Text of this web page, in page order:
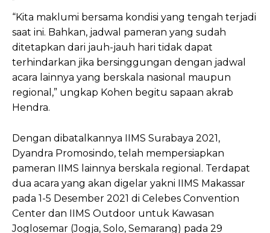
“Kita maklumi bersama kondisi yang tengah terjadi
saat ini. Bahkan, jadwal pameran yang sudah
ditetapkan dari jauh-jauh hari tidak dapat
terhindarkan jika bersinggungan dengan jadwal
acara lainnya yang berskala nasional maupun
regional,” ungkap Kohen begitu sapaan akrab
Hendra.
Dengan dibatalkannya IIMS Surabaya 2021,
Dyandra Promosindo, telah mempersiapkan
pameran IIMS lainnya berskala regional. Terdapat
dua acara yang akan digelar yakni IIMS Makassar
pada 1-5 Desember 2021 di Celebes Convention
Center dan IIMS Outdoor untuk Kawasan
Joglosemar (Jogja, Solo, Semarang) pada 29